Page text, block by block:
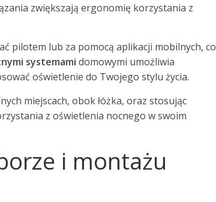
zwiększają ergonomię korzystania z
pilotem lub za pomocą aplikacji mobilnych, co
systemami domowymi umożliwia
oświetlenie do Twojego stylu życia.
miejscach, obok łóżka, oraz stosując
z oświetlenia nocnego w swoim
i montażu